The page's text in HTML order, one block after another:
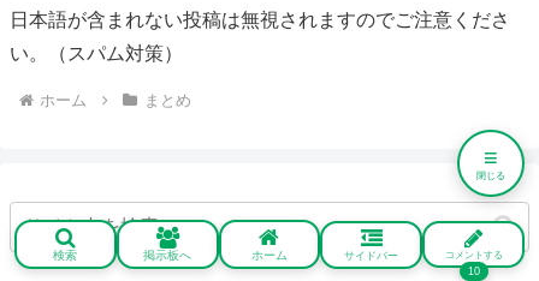
日本語が含まれない投稿は無視されますのでご注意くださ
い。（スパム対策）
ホーム まとめ
検索 掲示板へ ホーム サイドバー コメントする
10
≡
閉じる